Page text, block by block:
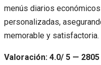
menús diarios
personalizadas,
memorable y satisfactoria.
Valoración: 4.0/ 5 —